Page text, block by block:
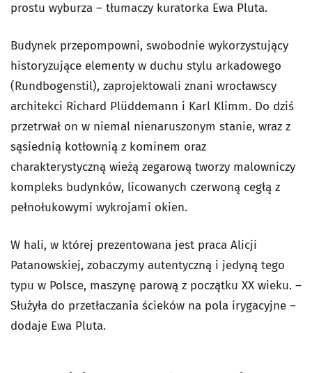
prostu wyburza – tłumaczy kuratorka Ewa Pluta.
Budynek przepompowni, swobodnie wykorzystujący
historyzujące elementy w duchu stylu arkadowego
(Rundbogenstil), zaprojektowali znani wrocławscy
architekci Richard Plüddemann i Karl Klimm. Do dziś
przetrwał on w niemal nienaruszonym stanie, wraz z
sąsiednią kotłownią z kominem oraz
charakterystyczną wieżą zegarową tworzy malowniczy
kompleks budynków, licowanych czerwoną cegłą z
pełnołukowymi wykrojami okien.
W hali, w której prezentowana jest praca Alicji
Patanowskiej, zobaczymy autentyczną i jedyną tego
typu w Polsce, maszynę parową z początku XX wieku. –
Służyła do przetłaczania ścieków na pola irygacyjne –
dodaje Ewa Pluta.